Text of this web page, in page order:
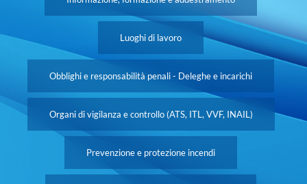
Luoghi di lavoro
Obblighi e responsabilità penali - Deleghe e incarichi
Organi di vigilanza e controllo (ATS, ITL, VVF, INAIL)
Prevenzione e protezione incendi